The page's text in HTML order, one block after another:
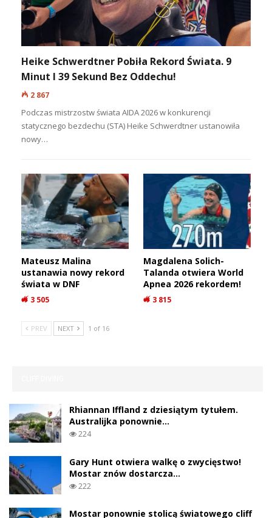
Odkrycie uzupełnia wcześniejsze znaleziska
związane z produkcją tekstyliów.
Archeolodzy odsłonili pozostałości
domowego warsztatu tkackiego, odnaleźli
drewniane wrzeciona, gliniane przęśliki oraz
kościaną tabliczkę używaną do tkania
ozdobnych pasów i taśm. Wszystko
wskazuje na to, że mieszkańcy Gran Carro
już blisko trzy tysiące lat temu.
NAJCZĘŚCIEJ CZYTANE:
Niemiecki LS 6 odnaleziony po ponad 80
latach
Wrak Capo Mulini od ponad 2000 lat skrywa
tajemnice, nowe…
1 555
odkrycie przy wraku…
10 906